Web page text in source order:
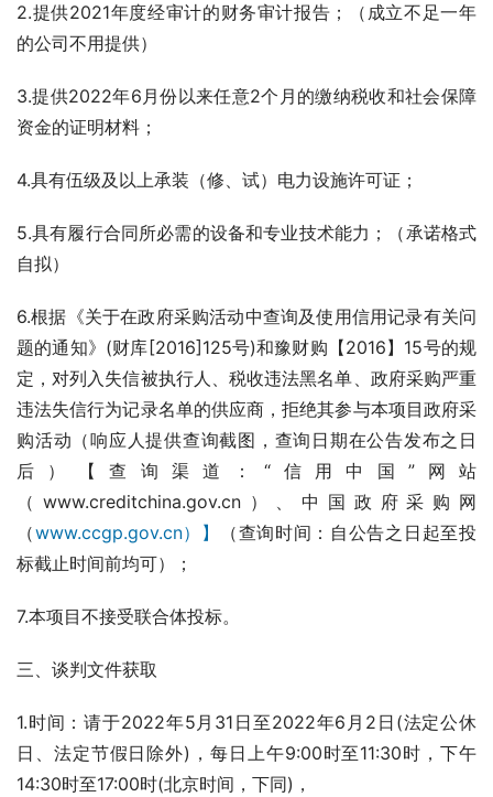
2.提供2021年度经审计的财务审计报告；（成立不足一年
的公司不用提供）
3.提供2022年6月份以来任意2个月的缴纳税收和社会保障
资金的证明材料；
4.具有伍级及以上承装（修、试）电力设施许可证；
5.具有履行合同所必需的设备和专业技术能力；（承诺格式
自拟）
6.根据《关于在政府采购活动中查询及使用信用记录有关问
题的通知》(财库[2016]125号)和豫财购【2016】15号的规
定，对列入失信被执行人、税收违法黑名单、政府采购严重
违法失信行为记录名单的供应商，拒绝其参与本项目政府采
购活动（响应人提供查询截图，查询日期在公告发布之日
后）【查询渠道：“信用中国”网站
（www.creditchina.gov.cn）、中国政府采购网
（www.ccgp.gov.cn）】
（查询时间：自公告之日起至投
标截止时间前均可）；
7.本项目不接受联合体投标。
三、谈判文件获取
1.时间：请于2022年5月31日至2022年6月2日(法定公休
日、法定节假日除外)，每日上午9:00时至11:30时，下午
14:30时至17:00时(北京时间，下同)，